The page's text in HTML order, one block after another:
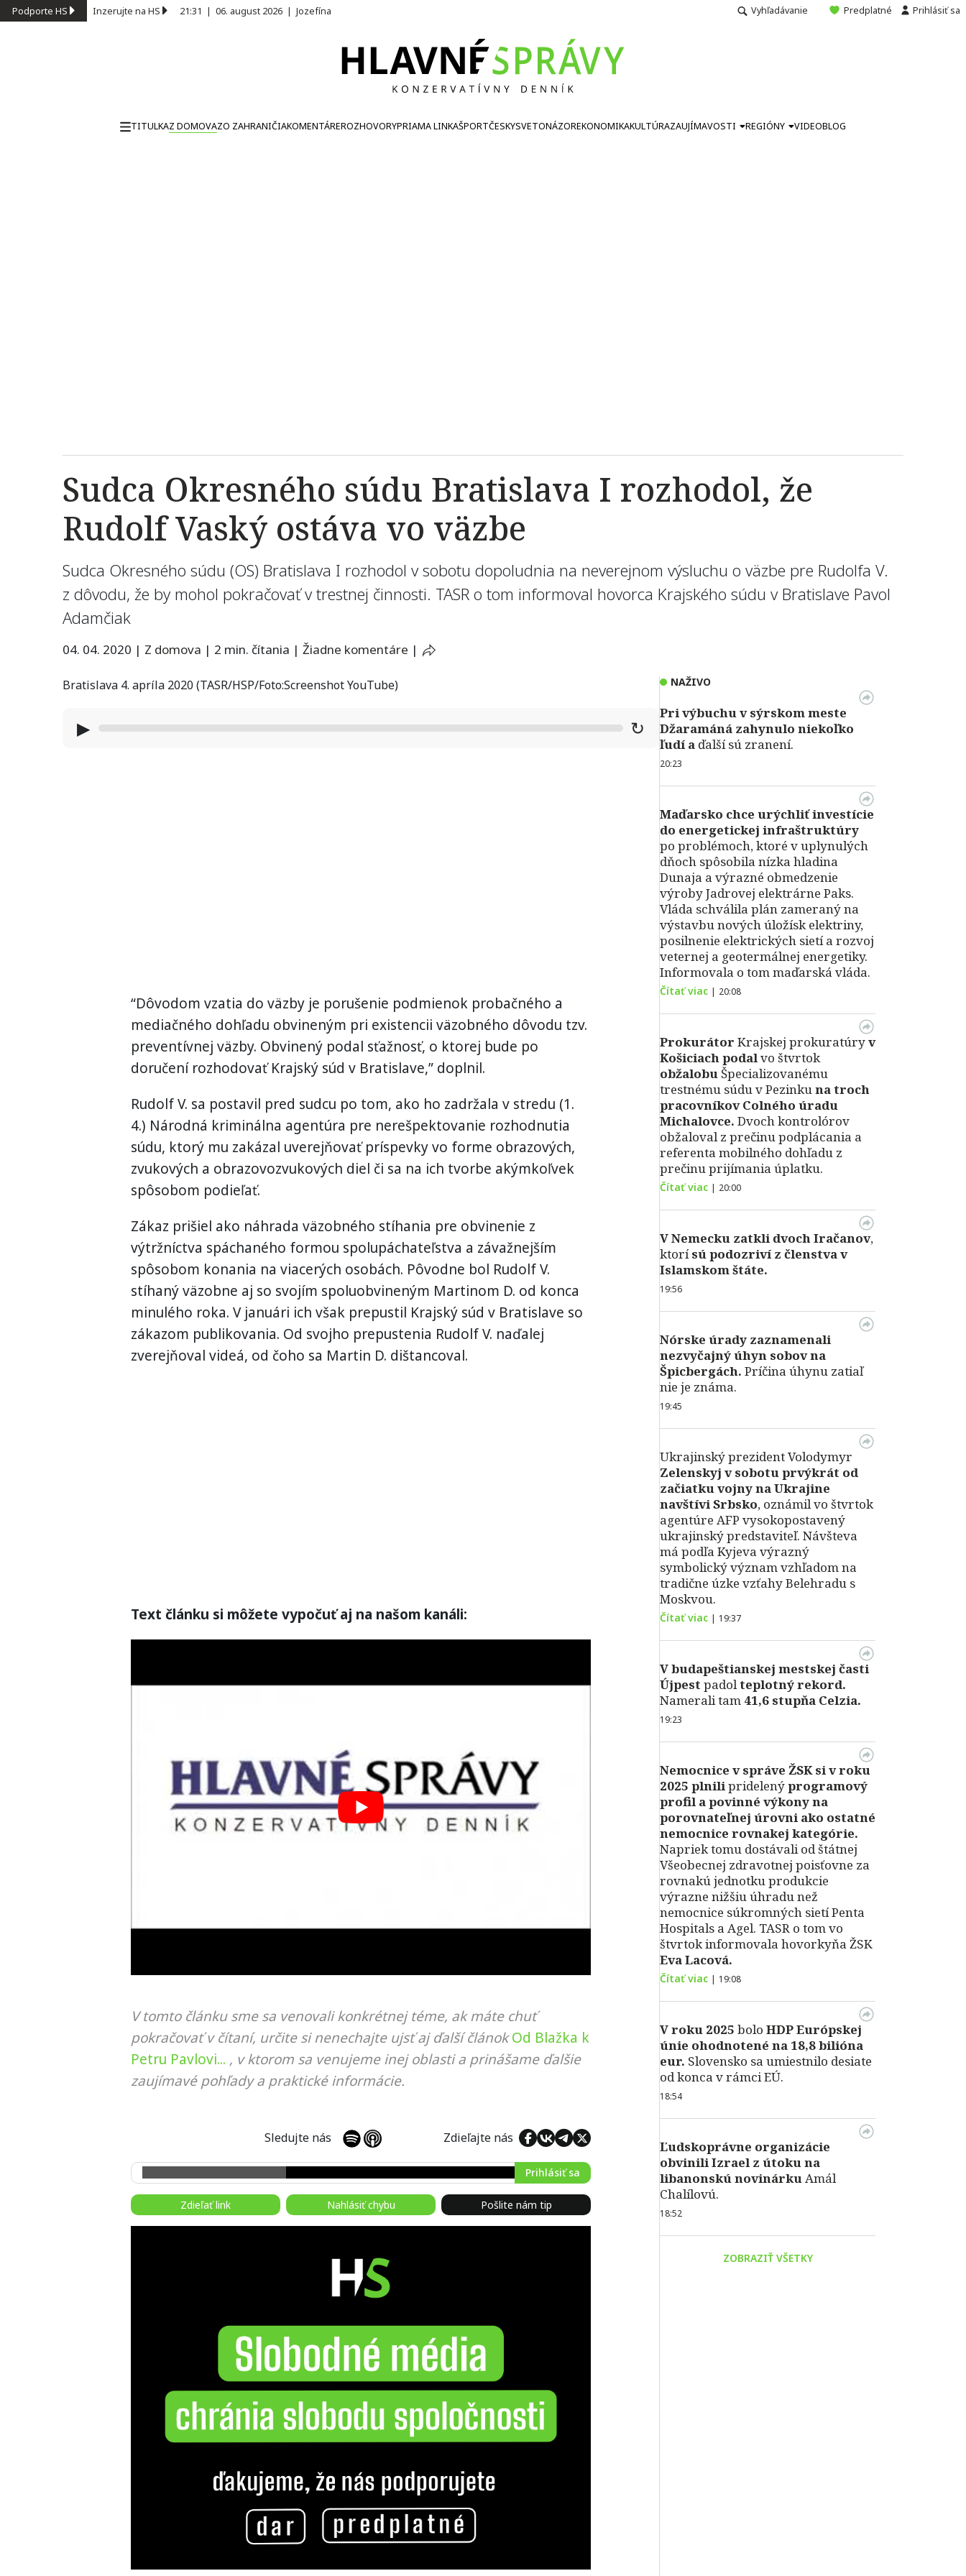
Podporte HS Inzerujte na HS 21:31 | 06. august 2026 | Jozefína Vyhľadávanie Predplatné Prihlásiť sa
TITULKAZ DOMOVAZO ZAHRANIČIAKOMENTÁREROZHOVORYPRIAMA LINKAŠPORTČESKYSVETONÁZOREKONOMIKAKULTÚRAZAUJÍMAVOSTI REGIÓNY VIDEOBLOG
Sudca Okresného súdu Bratislava I rozhodol, že
Rudolf Vaský ostáva vo väzbe
Sudca Okresného súdu (OS) Bratislava I rozhodol v sobotu dopoludnia na neverejnom výsluchu o väzbe pre Rudolfa V.
z dôvodu, že by mohol pokračovať v trestnej činnosti. TASR o tom informoval hovorca Krajského súdu v Bratislave Pavol
Adamčiak
04. 04. 2020 | Z domova | 2 min. čítania | Žiadne komentáre |
Bratislava 4. apríla 2020 (TASR/HSP/Foto:Screenshot YouTube)
▶ ↻
“Dôvodom vzatia do väzby je porušenie podmienok probačného a
mediačného dohľadu obvineným pri existencii väzobného dôvodu tzv.
preventívnej väzby. Obvinený podal sťažnosť, o ktorej bude po
doručení rozhodovať Krajský súd v Bratislave,” doplnil.
Rudolf V. sa postavil pred sudcu po tom, ako ho zadržala v stredu (1.
4.) Národná kriminálna agentúra pre nerešpektovanie rozhodnutia
súdu, ktorý mu zakázal uverejňovať príspevky vo forme obrazových,
zvukových a obrazovozvukových diel či sa na ich tvorbe akýmkoľvek
spôsobom podieľať.
Zákaz prišiel ako náhrada väzobného stíhania pre obvinenie z
výtržníctva spáchaného formou spolupáchateľstva a závažnejším
spôsobom konania na viacerých osobách. Pôvodne bol Rudolf V.
stíhaný väzobne aj so svojím spoluobvineným Martinom D. od konca
minulého roka. V januári ich však prepustil Krajský súd v Bratislave so
zákazom publikovania. Od svojho prepustenia Rudolf V. naďalej
zverejňoval videá, od čoho sa Martin D. dištancoval.
Text článku si môžete vypočuť aj na našom kanáli:
V tomto článku sme sa venovali konkrétnej téme, ak máte chuť
pokračovať v čítaní, určite si nenechajte ujsť aj ďalší článok Od Blažka k
Petru Pavlovi... , v ktorom sa venujeme inej oblasti a prinášame ďalšie
zaujímavé pohľady a praktické informácie.
Sledujte nás Zdieľajte nás
Prihlásiť sa
Zdieľať link Nahlásiť chybu Pošlite nám tip
NAŽIVO
Pri výbuchu v sýrskom meste
Džaramáná zahynulo niekoľko
ľudí a ďalší sú zranení.
20:23
Maďarsko chce urýchliť investície
do energetickej infraštruktúry
po problémoch, ktoré v uplynulých
dňoch spôsobila nízka hladina
Dunaja a výrazné obmedzenie
výroby Jadrovej elektrárne Paks.
Vláda schválila plán zameraný na
výstavbu nových úložísk elektriny,
posilnenie elektrických sietí a rozvoj
veternej a geotermálnej energetiky.
Informovala o tom maďarská vláda.
Čítať viac | 20:08
Prokurátor Krajskej prokuratúryv
Košiciach podalvo štvrtok
obžalobu Špecializovanému
trestnému súdu v Pezinkuna troch
pracovníkov Colného úradu
Michalovce. Dvoch kontrolórov
obžaloval z prečinu podplácania a
referenta mobilného dohľadu z
prečinu prijímania úplatku.
Čítať viac | 20:00
V Nemecku zatkli dvoch Iračanov,
ktorísú podozriví z členstva v
Islamskom štáte.
19:56
Nórske úrady zaznamenali
nezvyčajný úhyn sobov na
Špicbergách. Príčina úhynu zatiaľ
nie je známa.
19:45
Ukrajinský prezident Volodymyr
Zelenskyj v sobotu prvýkrát od
začiatku vojny na Ukrajine
navštívi Srbsko, oznámil vo štvrtok
agentúre AFP vysokopostavený
ukrajinský predstaviteľ. Návšteva
má podľa Kyjeva výrazný
symbolický význam vzhľadom na
tradične úzke vzťahy Belehradu s
Moskvou.
Čítať viac | 19:37
Vbudapeštianskej mestskej časti
Újpestpadolteplotný rekord.
Namerali tam 41,6 stupňa Celzia.
19:23
Nemocnice v správe ŽSK si v roku
2025 plnilipridelenýprogramový
profil a povinné výkony na
porovnateľnej úrovni ako ostatné
nemocnice rovnakej kategórie.
Napriek tomu dostávali od štátnej
Všeobecnej zdravotnej poisťovne za
rovnakú jednotku produkcie
výrazne nižšiu úhradu než
nemocnice súkromných sietí Penta
Hospitals a Agel. TASR o tom vo
štvrtok informovala hovorkyňa ŽSK
Eva Lacová.
Čítať viac | 19:08
V roku 2025 bolo HDPEurópskej
únie ohodnotené na 18,8 bilióna
eur. Slovensko sa umiestnilo desiate
od konca v rámci EÚ.
18:54
Ľudskoprávne organizácie
obvinili Izrael z útoku na
libanonskú novinárkuAmál
Chalílovú.
18:52
ZOBRAZIŤ VŠETKY